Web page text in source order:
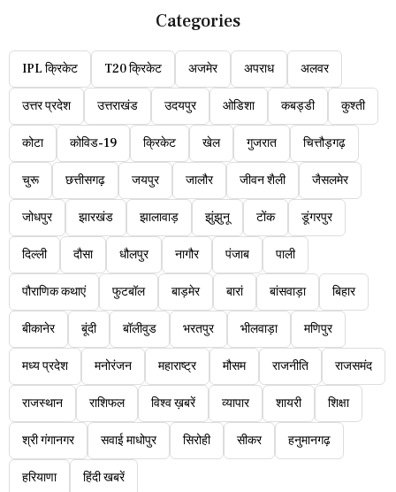
Categories
IPL क्रिकेट T20 क्रिकेट अजमेर अपराध अलवर
उत्तर प्रदेश उत्तराखंड उदयपुर ओडिशा कबड्डी कुश्ती
कोटा कोविड-19 क्रिकेट खेल गुजरात चित्तौड़गढ़
चुरू छत्तीसगढ़ जयपुर जालौर जीवन शैली जैसलमेर
जोधपुर झारखंड झालावाड़ झुंझुनू टोंक डूंगरपुर
दिल्ली दौसा धौलपुर नागौर पंजाब पाली
पौराणिक कथाएं फुटबॉल बाड़मेर बारां बांसवाड़ा बिहार
बीकानेर बूंदी बॉलीवुड भरतपुर भीलवाड़ा मणिपुर
मध्य प्रदेश मनोरंजन महाराष्ट्र मौसम राजनीति राजसमंद
राजस्थान राशिफल विश्व ख़बरें व्यापार शायरी शिक्षा
श्री गंगानगर सवाई माधोपुर सिरोही सीकर हनुमानगढ़
हरियाणा हिंदी खबरें